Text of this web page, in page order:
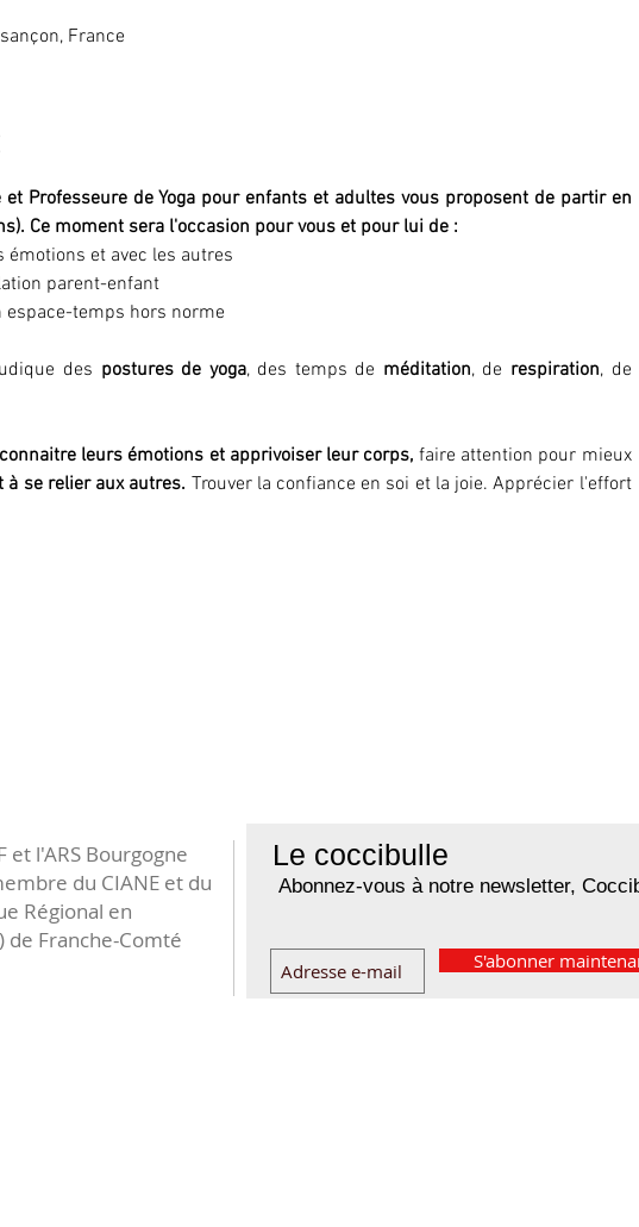
France
et Professeure de Yoga pour enfants et adultes vous proposent de partir en
Ce moment sera l'occasion pour vous et pour lui de :
émotions et avec les autres
parent-enfant
temps hors norme
des postures de yoga, des temps de méditation, de respiration
leurs émotions et apprivoiser leur corps, faire attention pour mieux
se relier aux autres. Trouver la confiance en soi et la joie. Apprécier l'effort
Le coccibulle
Abonnez-vous à notre newsletter,
S'abonner
et l'ARS Bourgogne
du CIANE et du
Régional en
de Franche-Comté